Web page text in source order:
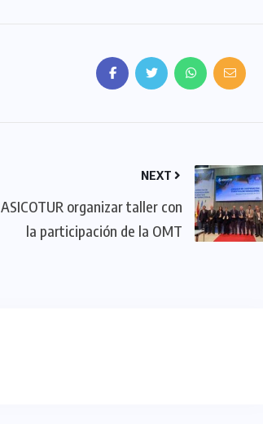
NEXT
ASICOTUR organizar taller con
la participación de la OMT